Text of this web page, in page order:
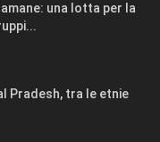
una lotta per la
Pradesh, tra le etnie